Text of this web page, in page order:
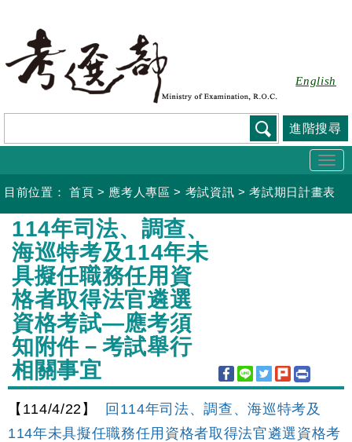
要
容
English
進階搜尋
目前位置： 首頁 > 應考人專區 > 考試資訊 >考試期日計畫表
:::
114年司法、調查、
海巡特考及114年未
具擬任職務任用資
格者取得法官遴選
資格考試—應考須
知附件－考試舉行
相關事宜
【114/4/22】
回114年司法、調查、海巡特考及
114年未具擬任職務任用資格者取得法官遴選資格考